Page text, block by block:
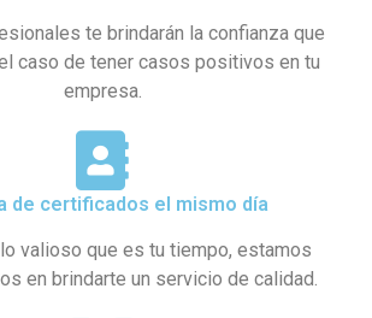
te brindarán la confianza que
caso de tener casos positivos en tu
empresa.
de certificados el mismo día
valioso que es tu tiempo, estamos
en brindarte un servicio de calidad.